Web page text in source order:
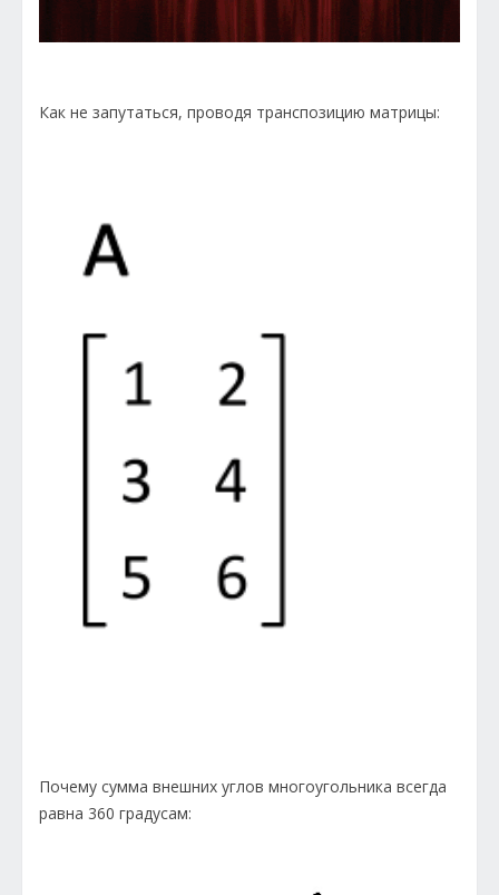
Как не запутаться, проводя транспозицию матрицы:
Почему сумма внешних углов многоугольника всегда
равна 360 градусам: